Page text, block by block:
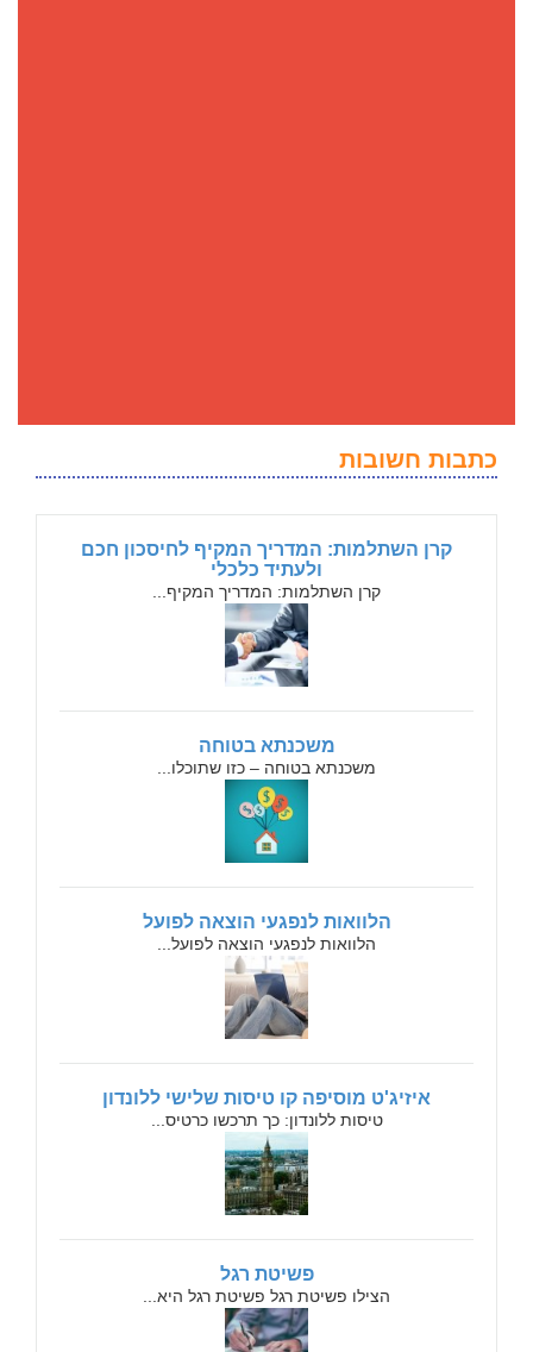
כתבות חשובות
קרן השתלמות: המדריך המקיף לחיסכון חכם
ולעתיד כלכלי
קרן השתלמות: המדריך המקיף...
משכנתא בטוחה
משכנתא בטוחה – כזו שתוכלו...
הלוואות לנפגעי הוצאה לפועל
הלוואות לנפגעי הוצאה לפועל...
איזיג'ט מוסיפה קו טיסות שלישי ללונדון
טיסות ללונדון: כך תרכשו כרטיס...
פשיטת רגל
הצילו פשיטת רגל פשיטת רגל היא...